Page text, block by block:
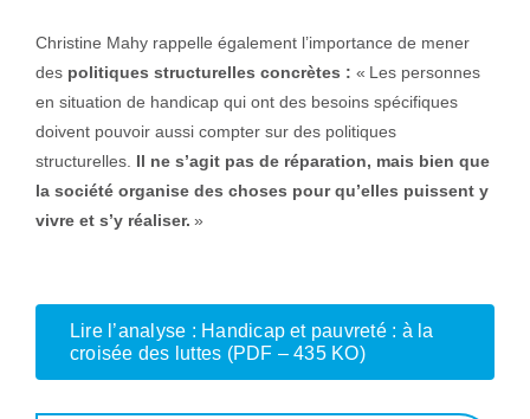
Christine Mahy rappelle également l’importance de mener
despolitiques structurelles concrètes : « Les personnes
en situation de handicap qui ont des besoins spécifiques
doivent pouvoir aussi compter sur des politiques
structurelles. Il ne s’agit pas de réparation, mais bien que
la société organise des choses pour qu’elles puissent y
vivre et s’y réaliser. »
Lire l’analyse : Handicap et pauvreté : à la
croisée des luttes (PDF – 435 KO)